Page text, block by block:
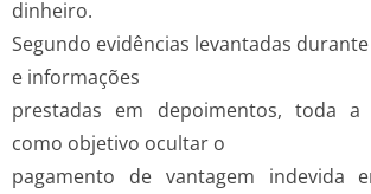
dinheiro.
Segundo evidências levantadas
e informações
prestadas em depoimentos, toda a
como objetivo ocultar o
pagamento de vantagem indevida